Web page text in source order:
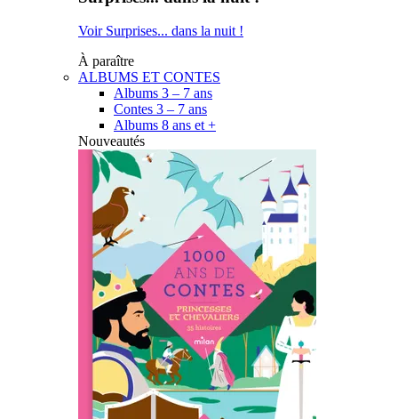
Voir Surprises... dans la nuit !
À paraître
ALBUMS ET CONTES
Albums 3 – 7 ans
Contes 3 – 7 ans
Albums 8 ans et +
Nouveautés